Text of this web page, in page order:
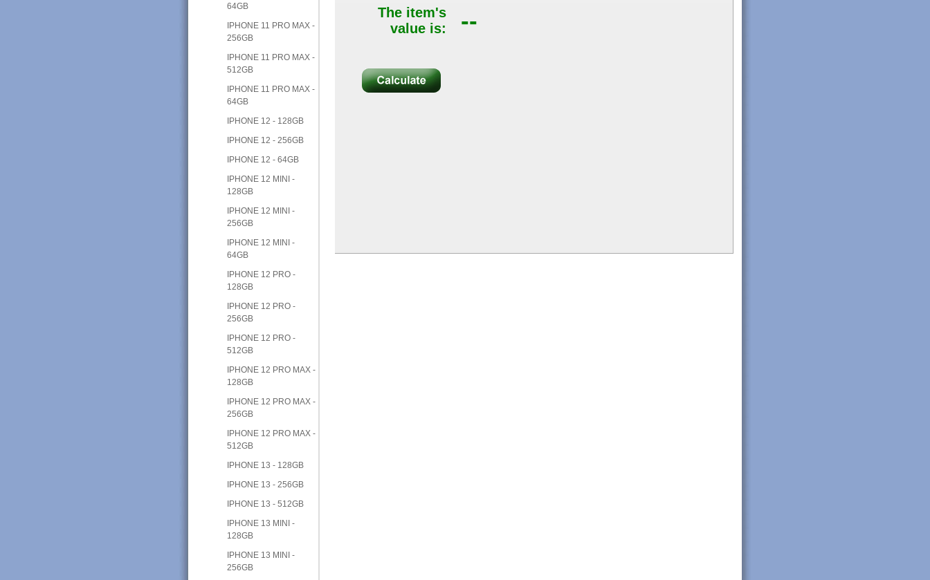
64GB
IPHONE 11 PRO MAX -
256GB
IPHONE 11 PRO MAX -
512GB
IPHONE 11 PRO MAX -
64GB
IPHONE 12 - 128GB
IPHONE 12 - 256GB
IPHONE 12 - 64GB
IPHONE 12 MINI -
128GB
IPHONE 12 MINI -
256GB
IPHONE 12 MINI -
64GB
IPHONE 12 PRO -
128GB
IPHONE 12 PRO -
256GB
IPHONE 12 PRO -
512GB
IPHONE 12 PRO MAX -
128GB
IPHONE 12 PRO MAX -
256GB
IPHONE 12 PRO MAX -
512GB
IPHONE 13 - 128GB
IPHONE 13 - 256GB
IPHONE 13 - 512GB
IPHONE 13 MINI -
128GB
IPHONE 13 MINI -
256GB
The item's
value is:
--